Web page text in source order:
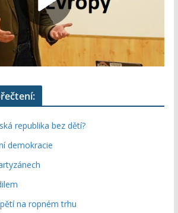
republika bez dětí?
demokracie
na ropném trhu